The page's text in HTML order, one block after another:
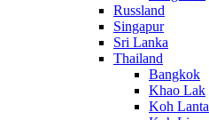
Russland
Singapur
Sri Lanka
Thailand
Bangkok
Khao Lak
Koh Lanta